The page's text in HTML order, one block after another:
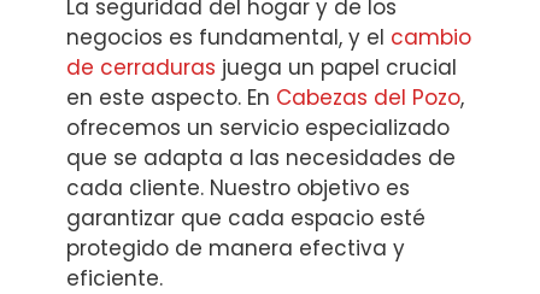
La seguridad del hogar y de los
negocios es fundamental, y el cambio
de cerraduras juega un papel crucial
en este aspecto. En Cabezas del Pozo,
ofrecemos un servicio especializado
que se adapta a las necesidades de
cada cliente. Nuestro objetivo es
garantizar que cada espacio esté
protegido de manera efectiva y
eficiente.